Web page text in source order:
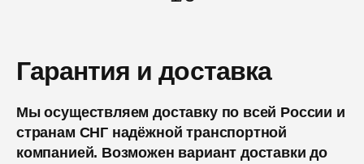
Гарантия и доставка
Мы осуществляем доставку по всей России и
странам СНГ надёжной транспортной
компанией. Возможен вариант доставки до